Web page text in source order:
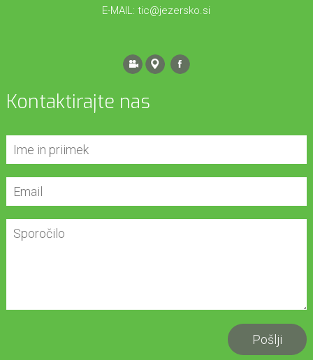
E-MAIL:tic@jezersko.si
Kontaktirajte nas
Pošlji